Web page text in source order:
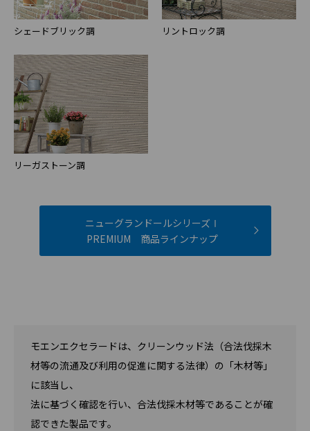
シェードブリック調 リントロック調
リーガストーン調
ニューグランドールシリーズⅠ
PREMIUM 商品ラインナップ
モエンエクセラードは、クリーンウッド法（合法伐採木
材等の流通及び利用の促進に関する法律）の「木材等」
に該当し、
法に基づく確認を行い、合法伐採木材等であることが確
認できた製品です。